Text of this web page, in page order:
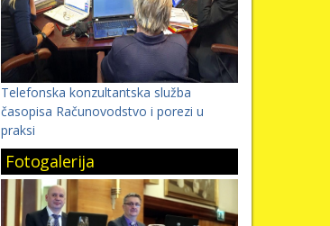
Telefonska konzultantska služba
časopisa Računovodstvo i porezi u
praksi
Fotogalerija